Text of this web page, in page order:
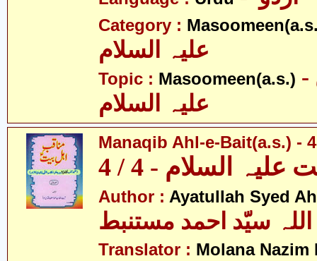
Category :
Topic : Masoomeen(a.s.) - معصومین
علیہ السلام
Manaqib Ahl-e-Bait(a.s.) -
السلام - 4 / 4
Author : Ayatullah Syed
سیّد احمد مستنبط
Translator : Molana Nazim